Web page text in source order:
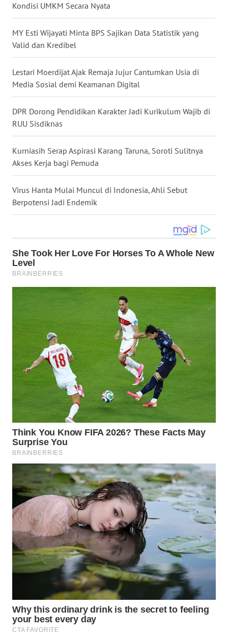
Kondisi UMKM Secara Nyata
MY Esti Wijayati Minta BPS Sajikan Data Statistik yang
Valid dan Kredibel
Lestari Moerdijat Ajak Remaja Jujur Cantumkan Usia di
Media Sosial demi Keamanan Digital
DPR Dorong Pendidikan Karakter Jadi Kurikulum Wajib di
RUU Sisdiknas
Kurniasih Serap Aspirasi Karang Taruna, Soroti Sulitnya
Akses Kerja bagi Pemuda
Virus Hanta Mulai Muncul di Indonesia, Ahli Sebut
Berpotensi Jadi Endemik
WN
WN
JATIM
WN
BALI
WN
KALBAR
WN
KALTENG
WN
KALTARA
WN
KALSEL
KALTIM
WN
SULSEL
WN
GORONTALO
WN
SULUT
WN
MALUKU
WN
MALUT
DAIRI
TOBA
WN